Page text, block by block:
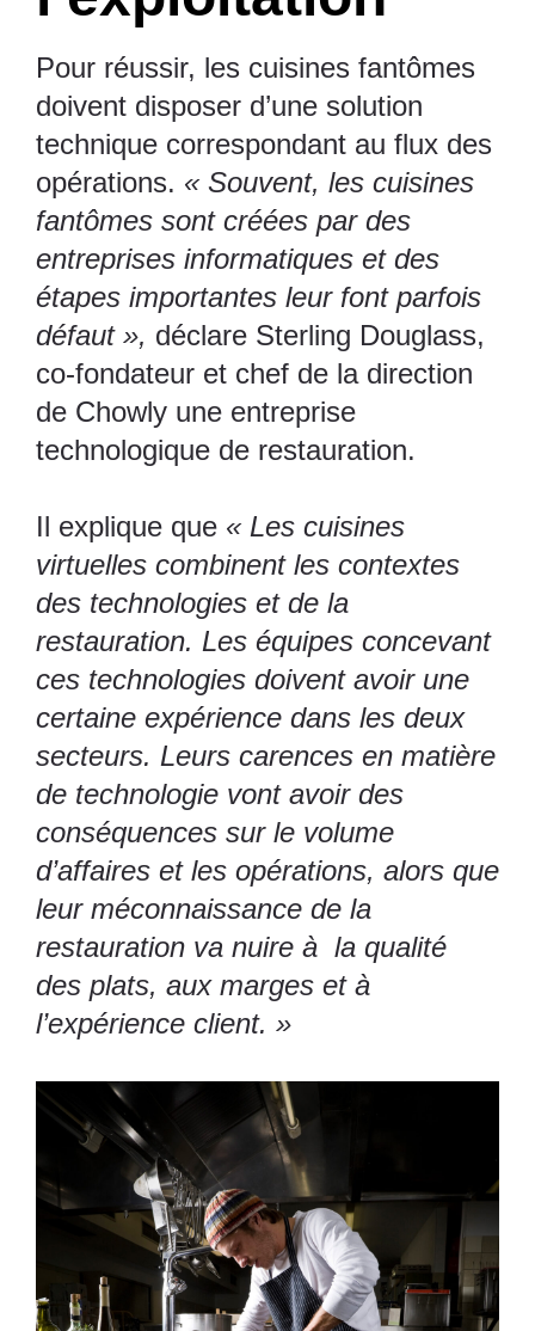
Pour réussir, les cuisines fantômes
doivent disposer d’une solution
technique correspondant au flux des
opérations. « Souvent, les cuisines
fantômes sont créées par des
entreprises informatiques et des
étapes importantes leur font parfois
défaut », déclare Sterling Douglass,
co-fondateur et chef de la direction
de Chowly une entreprise
technologique de restauration.
Il explique que « Les cuisines
virtuelles combinent les contextes
des technologies et de la
restauration. Les équipes concevant
ces technologies doivent avoir une
certaine expérience dans les deux
secteurs. Leurs carences en matière
de technologie vont avoir des
conséquences sur le volume
d’affaires et les opérations, alors que
leur méconnaissance de la
restauration va nuire à la qualité
des plats, aux marges et à
l’expérience client. »